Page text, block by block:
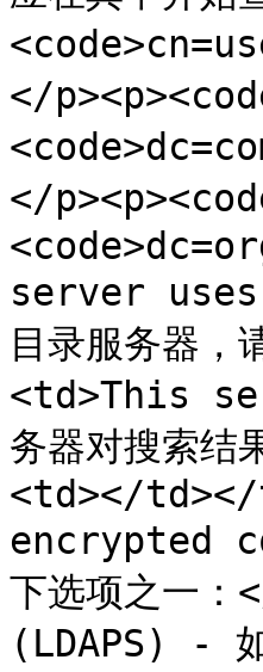
</
</
server
目录服务器
<td>This
务器对搜索结
<td></
encrypted
下选项之一
(LDAPS) - 如